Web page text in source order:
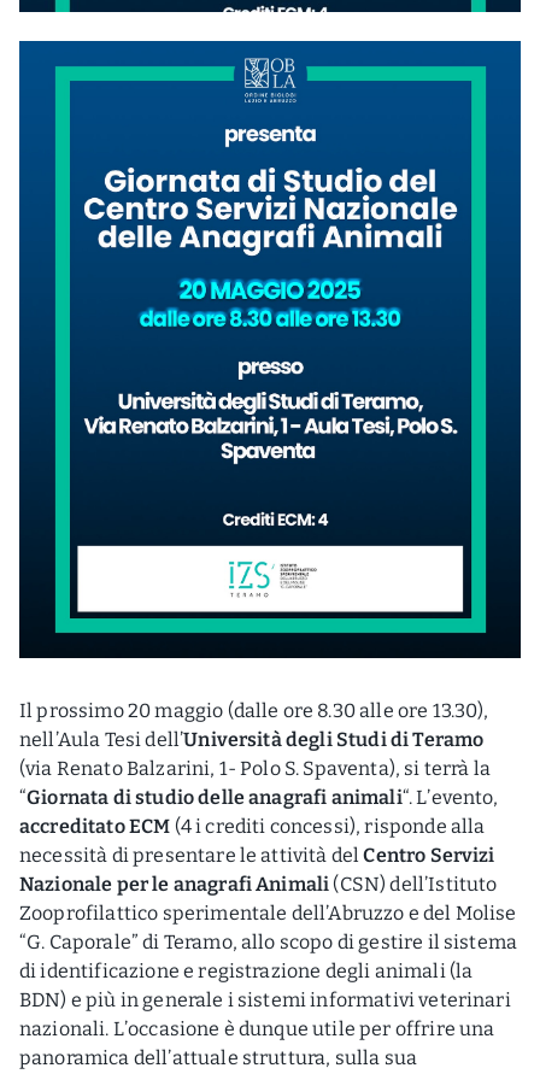
Il prossimo 20 maggio (dalle ore 8.30 alle ore 13.30),
nell’Aula Tesi dell’Università degli Studi di Teramo
(via Renato Balzarini, 1- Polo S. Spaventa), si terrà la
“Giornata di studio delle anagrafi animali“. L’evento,
accreditato ECM (4 i crediti concessi), risponde alla
necessità di presentare le attività delCentro Servizi
Nazionale per le anagrafi Animali (CSN) dell’Istituto
Zooprofilattico sperimentale dell’Abruzzo e del Molise
“G. Caporale” di Teramo, allo scopo di gestire il sistema
di identificazione e registrazione degli animali (la
BDN) e più in generale i sistemi informativi veterinari
nazionali. L’occasione è dunque utile per offrire una
panoramica dell’attuale struttura, sulla sua